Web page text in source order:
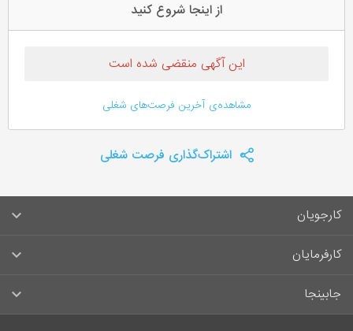
از اینجا شروع کنید
این آگهی منقضی شده است
مشاهده‌ی آخرین فرصت‌های شغلی
اشتراک‌گذاری فرصت شغلی
کارجویان
سوالات متداول کارجویان
لیست مشاغل
کارفرمایان
راهنمای ثبت آگهی استخدام
جابینجا